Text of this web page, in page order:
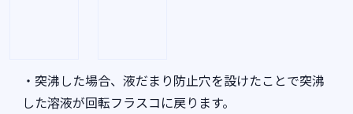
・突沸した場合、液だまり防止穴を設けたことで突沸
した溶液が回転フラスコに戻ります。